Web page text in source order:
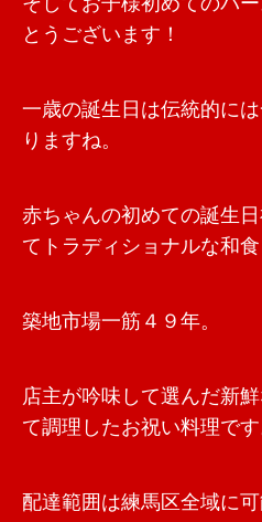
とうございます！
一歳の誕生日は伝統的に
りますね。
赤ちゃんの初めての誕生
てトラディショナルな和食
築地市場一筋４９年。
店主が吟味して選んだ新
て調理したお祝い料理です
配達範囲は練馬区全域に可